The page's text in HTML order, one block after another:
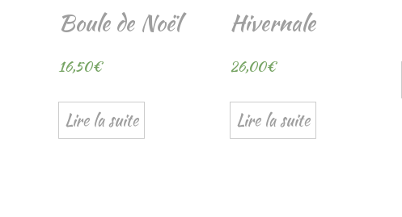
Boule de Noël
16,50€
Lire la suite
Hivernale
26,00€
Lire la suite